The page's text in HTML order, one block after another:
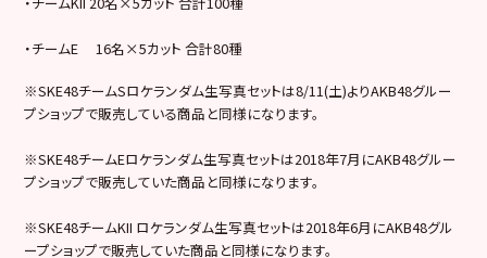
・チームE 16名×5カット 合計80種
※SKE48チームSロケランダム生写真セットは8/11(土)よりAKB48グルー
プショップで販売している商品と同様になります。
※SKE48チームEロケランダム生写真セットは2018年7月にAKB48グルー
プショップで販売していた商品と同様になります。
※SKE48チームKII ロケランダム生写真セットは2018年6月にAKB48グル
ープショップで販売していた商品と同様になります。